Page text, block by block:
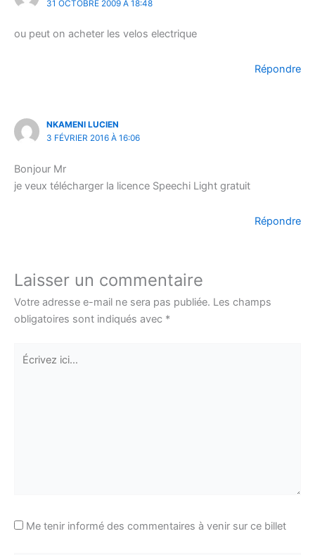
31 OCTOBRE 2009 À 18:48
ou peut on acheter les velos electrique
Répondre
NKAMENI LUCIEN
3 FÉVRIER 2016 À 16:06
Bonjour Mr
je veux télécharger la licence Speechi Light gratuit
Répondre
Laisser un commentaire
Votre adresse e-mail ne sera pas publiée. Les champs
obligatoires sont indiqués avec *
Écrivez
Me tenir informé des commentaires à venir sur ce billet